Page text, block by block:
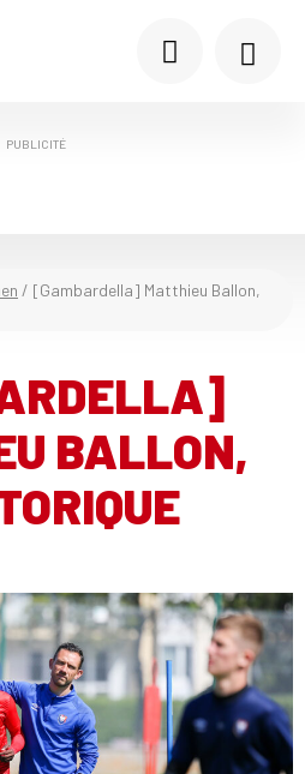
PUBLICITÉ
/ [Gambardella] Matthieu Ballon,
BALLON,